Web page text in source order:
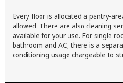
Every floor is allocated a
allowed. There are also
available for your use. For
bathroom and AC, there is a
conditioning usage chargeable